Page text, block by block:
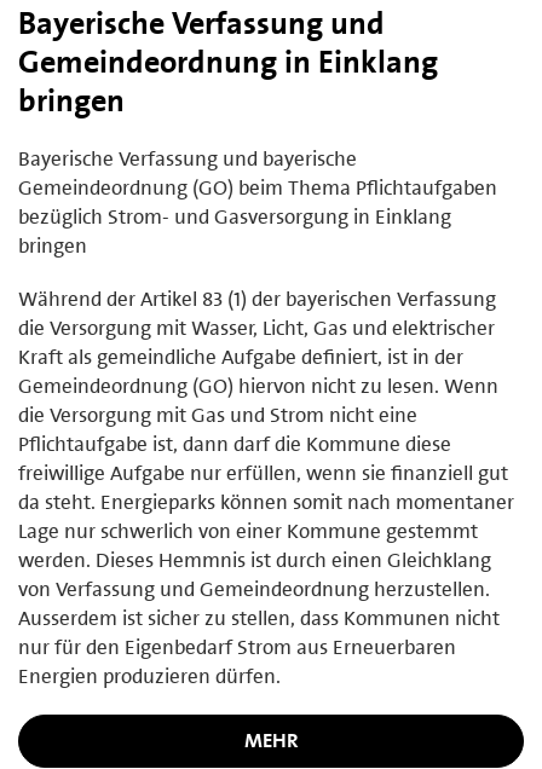
Bayerische Verfassung und
Gemeindeordnung in Einklang
bringen
Bayerische Verfassung und bayerische
Gemeindeordnung (GO) beim Thema Pflichtaufgaben
bezüglich Strom- und Gasversorgung in Einklang
bringen
Während der Artikel 83 (1) der bayerischen Verfassung
die Versorgung mit Wasser, Licht, Gas und elektrischer
Kraft als gemeindliche Aufgabe definiert, ist in der
Gemeindeordnung (GO) hiervon nicht zu lesen. Wenn
die Versorgung mit Gas und Strom nicht eine
Pflichtaufgabe ist, dann darf die Kommune diese
freiwillige Aufgabe nur erfüllen, wenn sie finanziell gut
da steht. Energieparks können somit nach momentaner
Lage nur schwerlich von einer Kommune gestemmt
werden. Dieses Hemmnis ist durch einen Gleichklang
von Verfassung und Gemeindeordnung herzustellen.
Ausserdem ist sicher zu stellen, dass Kommunen nicht
nur für den Eigenbedarf Strom aus Erneuerbaren
Energien produzieren dürfen.
MEHR